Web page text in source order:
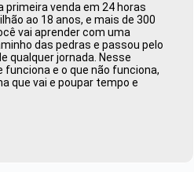
primeira venda em 24 horas
ao 18 anos, e mais de 300
vai aprender com uma
das pedras e passou pelo
qualquer jornada. Nesse
e o que não funciona,
que vai e poupar tempo e